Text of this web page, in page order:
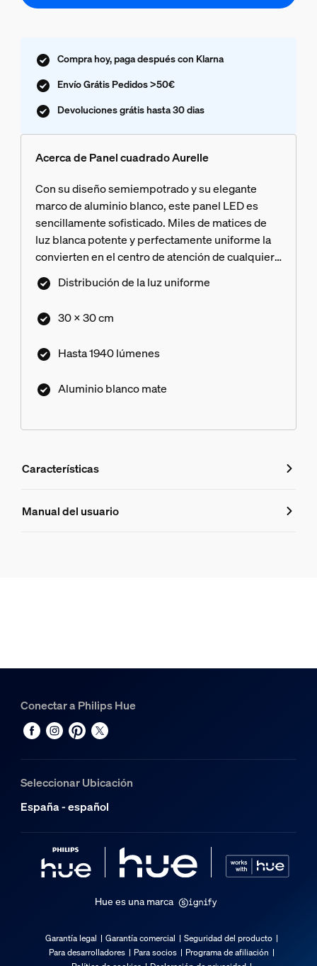
Compra hoy, paga después con Klarna
Envío Grátis Pedidos >50€
Devoluciones grátis hasta 30 dias
Acerca de Panel cuadrado Aurelle
Con su diseño semiempotrado y su elegante
marco de aluminio blanco, este panel LED es
sencillamente sofisticado. Miles de matices de
luz blanca potente y perfectamente uniforme la
convierten en el centro de atención de cualquier
espacio.
Distribución de la luz uniforme
30 × 30 cm
Hasta 1940 lúmenes
Aluminio blanco mate
Características
Características
Material
Duración
Características/accesorios
4 fórmulas de iluminación
Altura ajustable
No ajustable
Pilas incluidas
Manual del usuario
Conectar a Philips Hue
Seleccionar Ubicación
España - español
Hue es una marca
Garantía legal Garantía comercial
Seguridad del producto
Para desarrolladores
Para socios
Programa de afiliación